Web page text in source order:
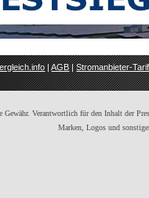
|AGB|Stromanbieter-
Gewähr. Verantwortlich für den Inhalt der
Marken, Logos und